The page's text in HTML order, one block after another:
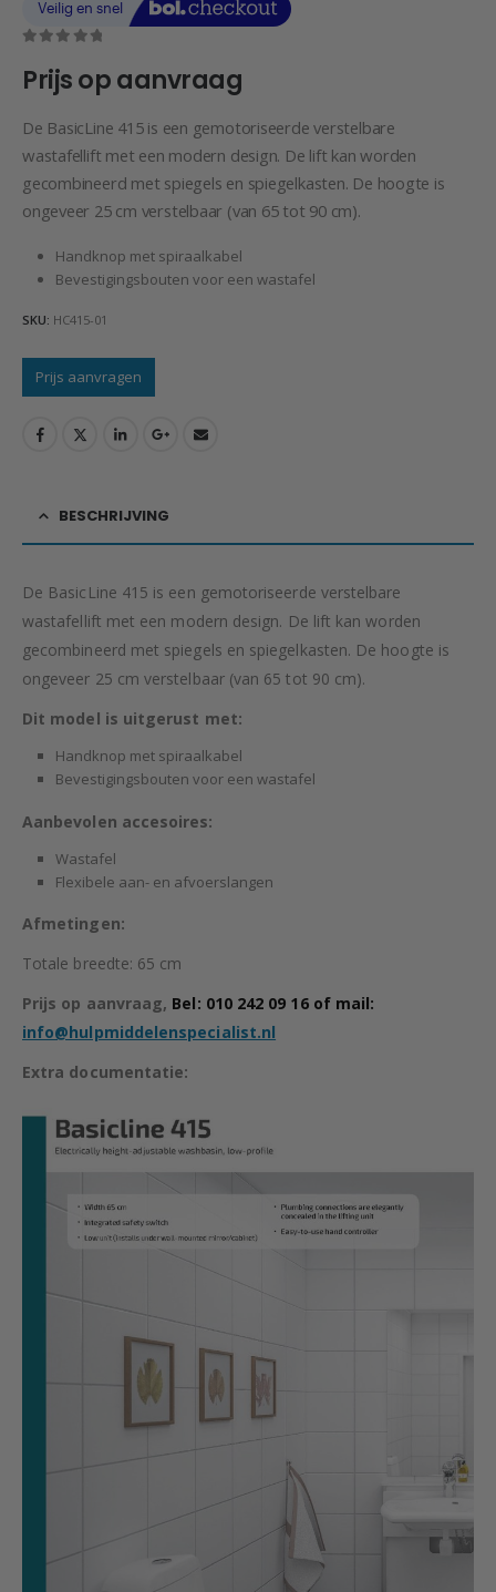
Prijs op aanvraag
De BasicLine 415 is een gemotoriseerde verstelbare
wastafellift met een modern design. De lift kan worden
gecombineerd met spiegels en spiegelkasten. De hoogte is
ongeveer 25 cm verstelbaar (van 65 tot 90 cm).
Handknop met spiraalkabel
Bevestigingsbouten voor een wastafel
SKU: HC415-01
Prijs aanvragen
BESCHRIJVING
De BasicLine 415 is een gemotoriseerde verstelbare
wastafellift met een modern design. De lift kan worden
gecombineerd met spiegels en spiegelkasten. De hoogte is
ongeveer 25 cm verstelbaar (van 65 tot 90 cm).
Dit model is uitgerust met:
Handknop met spiraalkabel
Bevestigingsbouten voor een wastafel
Aanbevolen accesoires:
Wastafel
Flexibele aan- en afvoerslangen
Afmetingen:
Totale breedte: 65 cm
Prijs op aanvraag, Bel: 010 242 09 16of mail:
info@hulpmiddelenspecialist.nl
Extra documentatie: